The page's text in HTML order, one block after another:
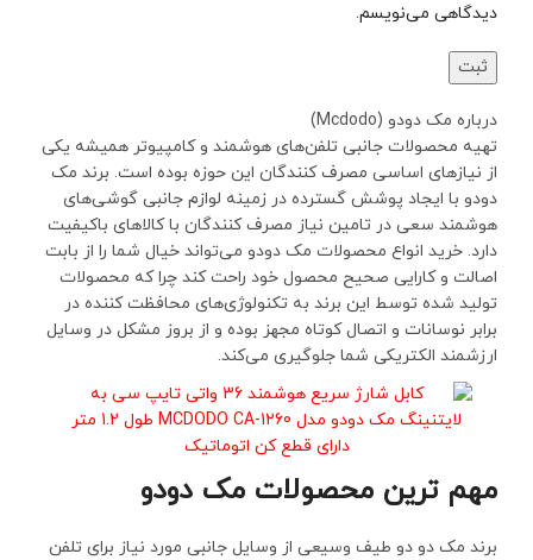
دیدگاهی می‌نویسم.
درباره مک دودو (Mcdodo)
تهیه محصولات جانبی تلفن‌های هوشمند و کامپیوتر همیشه یکی
از نیازهای اساسی مصرف کنندگان این حوزه بوده است. برند مک
دودو با ایجاد پوشش گسترده در زمینه لوازم جانبی گوشی‌های
هوشمند سعی در تامین نیاز مصرف کنندگان با کالاهای باکیفیت
دارد. خرید انواع محصولات مک دودو می‌تواند خیال شما را از بابت
اصالت و کارایی صحیح محصول خود راحت کند چرا که محصولات
تولید شده توسط این برند به تکنولوژی‌های محافظت کننده در
برابر نوسانات و اتصال کوتاه مجهز بوده و از بروز مشکل در وسایل
ارزشمند الکتریکی شما جلوگیری می‌کند.
مهم ترین محصولات مک دودو
برند مک دو دو طیف وسیعی از وسایل جانبی مورد نیاز برای تلفن